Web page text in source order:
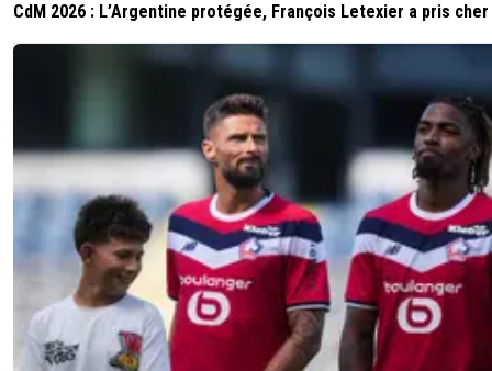
CdM 2026 : L’Argentine protégée, François Letexier a pris cher